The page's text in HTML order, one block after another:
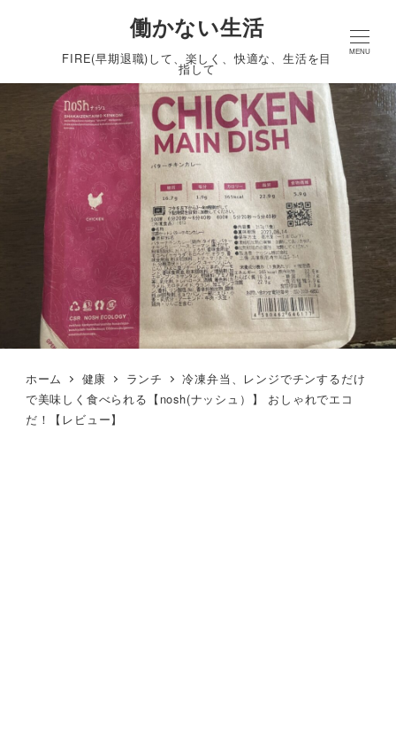
働かない生活
FIRE(早期退職)して、楽しく、快適な、生活を目
指して
MENU
ホーム 健康 ランチ
冷凍弁当、レンジでチンするだけ
で美味しく食べられる【nosh(ナッシュ）】 おしゃれでエコ
だ！【レビュー】